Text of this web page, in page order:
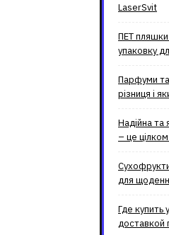
LaserSvit
ПЕТ пляшки
упаковку
Парфуми
різниця і
Надійна та
– це
для
Где купить
доставкой